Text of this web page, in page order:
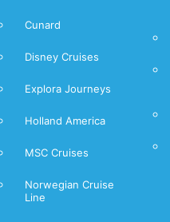
Cunard
Disney Cruises
Explora Journeys
Holland America
MSC Cruises
Norwegian Cruise
Line